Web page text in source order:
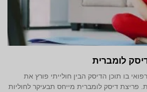
לומברית
בו תוכן הדיסק הבין חולייתי פורץ את
פריצת דיסק לומברית מייחס תבעיקר לחוליות